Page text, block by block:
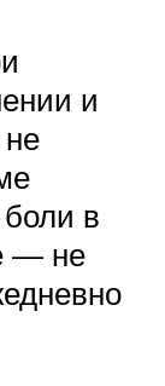
и
в
— не